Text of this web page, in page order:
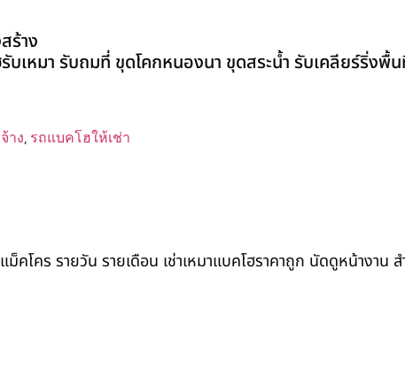
ร้าง
รับเหมา รับถมที่ ขุดโคกหนองนา ขุดสระน้ำ รับเคลียร์ริ่ง
าง, รถแบคโฮให้เช่า
คโคร รายวัน รายเดือน เช่าเหมาแบคโฮราคาถูก นัดดูหน้างาน ส